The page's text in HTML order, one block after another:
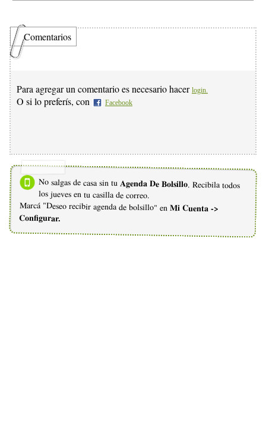
Comentarios
Para agregar un comentario es necesario hacer login.
O si lo preferís, con Facebook
No salgas de casa sin tu Agenda De Bolsillo. Recibila todos
los jueves en tu casilla de correo.
Marcá "Deseo recibir agenda de bolsillo" en Mi Cuenta ->
Configurar.